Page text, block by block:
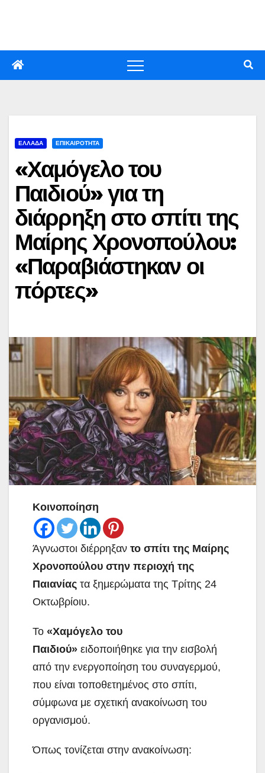
ΕΛΛΑΔΑ ΕΠΙΚΑΙΡΟΤΗΤΑ
«Χαμόγελο του
Παιδιού» για τη
διάρρηξη στο σπίτι της
Μαίρης Χρονοπούλου:
«Παραβιάστηκαν οι
πόρτες»
Κοινοποίηση
Άγνωστοι διέρρηξαν το σπίτι της Μαίρης
Χρονοπούλου στην περιοχή της
Παιανίας τα ξημερώματα της Τρίτης 24
Οκτωβρίοιυ.
Το «Χαμόγελο του
Παιδιού» ειδοποιήθηκε για την εισβολή
από την ενεργοποίηση του συναγερμού,
που είναι τοποθετημένος στο σπίτι,
σύμφωνα με σχετική ανακοίνωση του
οργανισμού.
Όπως τονίζεται στην ανακοίνωση: